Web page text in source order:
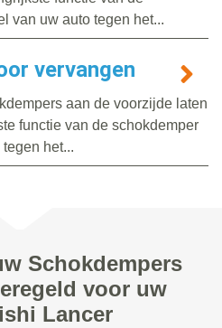
van uw auto tegen het...
vervangen
aan de voorzijde laten
functie van de schokdemper
het...
Schokdempers
voor uw
Lancer